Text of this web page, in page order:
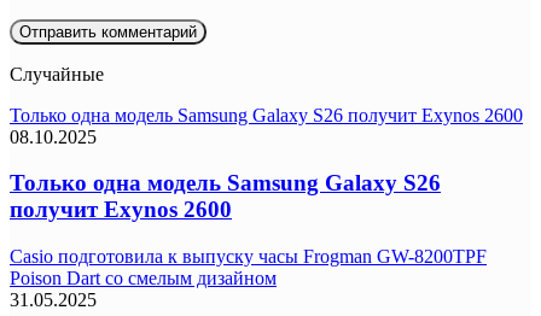
Случайные
Только одна модель Samsung Galaxy S26 получит Exynos 2600
08.10.2025
Только одна модель Samsung Galaxy S26
получит Exynos 2600
Casio подготовила к выпуску часы Frogman GW-8200TPF
Poison Dart со смелым дизайном
31.05.2025